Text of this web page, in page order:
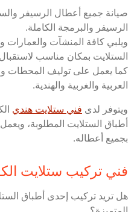
صيانة جميع أعطال الرسيفر
الرسيفر والبرمجة الكاملة.
ويلبي كافة المنشآت والعمارات
الستلايت بمكان مناسب
كما يعمل على توليف المحطات
العربية والغربية والهندية.
ويتوفر لدى فني ستلايت هندي
أطباق الستلايت المطلوبة،
بجميع أعطاله.
فني تركيب ستلايت
هل تريد تركيب إحدى أطباق